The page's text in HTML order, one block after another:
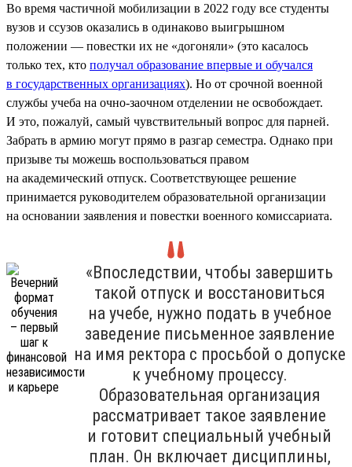
Во время частичной мобилизации в 2022 году все студенты
вузов и ссузов оказались в одинаково выигрышном
положении — повестки их не «догоняли» (это касалось
только тех, кто получал образование впервые и обучался
в государственных организациях). Но от срочной военной
службы учеба на очно-заочном отделении не освобождает.
И это, пожалуй, самый чувствительный вопрос для парней.
Забрать в армию могут прямо в разгар семестра. Однако при
призыве ты можешь воспользоваться правом
на академический отпуск. Соответствующее решение
принимается руководителем образовательной организации
на основании заявления и повестки военного комиссариата.
«Впоследствии, чтобы завершить
такой отпуск и восстановиться
на учебе, нужно подать в учебное
заведение письменное заявление
на имя ректора с просьбой о допуске
к учебному процессу.
Образовательная организация
рассматривает такое заявление
и готовит специальный учебный
план. Он включает дисциплины,